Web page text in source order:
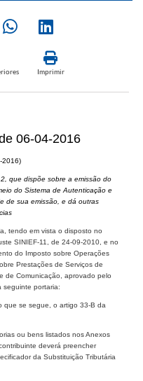
Imprimir
06-04-2016
2016)
que dispõe sobre a emissão do
do Sistema de Autenticação e
de sua emissão, e dá outras
tendo em vista o disposto no
SINIEF-11, de 24-09-2010, e no
do Imposto sobre Operações
Prestações de Serviços de
de Comunicação, aprovado pelo
seguinte portaria:
que se segue, o artigo 33-B da
ou bens listados nos Anexos
deverá preencher
da Substituição Tributária